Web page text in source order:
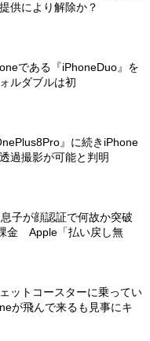
供により解除か？
である『iPhoneDuo』を
ルダブルは初
』に続きiPhone
過撮影が可能と判明
子が顔認証で何故か突破
金 Apple「払い戻し無
ットコースターに乗ってい
が飛んで来るも見事にキ